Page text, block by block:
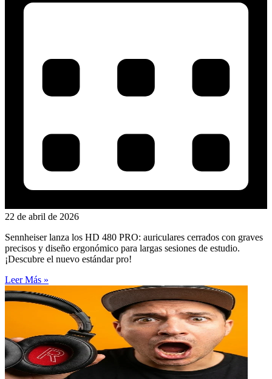
22 de abril de 2026
Sennheiser lanza los HD 480 PRO: auriculares cerrados con graves
precisos y diseño ergonómico para largas sesiones de estudio.
¡Descubre el nuevo estándar pro!
Leer Más »